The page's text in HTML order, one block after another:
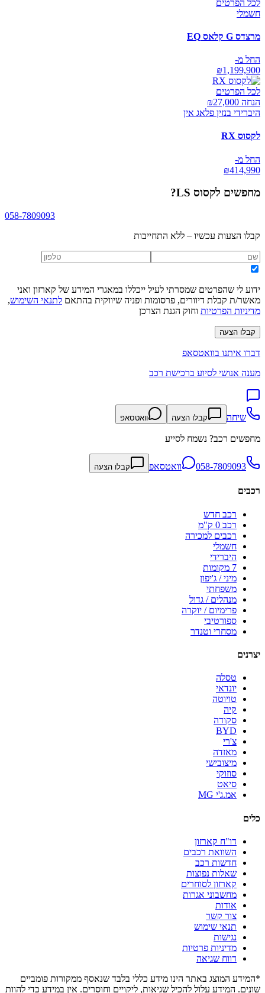
לכל הפרטים
חשמלי
מרצדס G קלאס EQ
החל מ-
₪1,199,900
לכל הפרטים
הנחה ₪ 27,000
היברידי בנזין פלאג אין
לקסוס RX
החל מ-
₪414,990
מחפשים לקסוס LS ?
058-7809093
קבלו הצעות עכשיו – ללא התחייבות
ידוע לי שהפרטים שמסרתי לעיל ייכללו במאגרי המידע של קארזון ואני
מאשר/ת קבלת דיוורים, פרסומות ופניה שיווקית בהתאם לתנאי השימוש,
מדיניות הפרטיות וחוק הגנת הצרכן
קבלו הצעה
דברו איתנו בוואטסאפ
מענה אנושי לסיוע ברכישת רכב
שיחה קבלו הצעה וואטסאפ
מחפשים רכב? נשמח לסייע
058-7809093 וואטסאפ קבלו הצעה
רכבים
רכב חדש
רכב 0 ק"מ
רכבים למכירה
חשמלי
היברידי
7 מקומות
מיני / ג'יפון
משפחתי
מנהלים / גדול
פרימיום / יוקרה
ספורטיבי
מסחרי וטנדר
יצרנים
טסלה
יונדאי
טויוטה
קיה
סקודה
BYD
צ'רי
מאזדה
מיצובישי
סוזוקי
סיאט
אמ.ג'י MG
כלים
דו"ח קארזון
השוואת רכבים
חדשות רכב
שאלות נפוצות
קארזון לסוחרים
מחשבוני אגרות
אודות
צור קשר
תנאי שימוש
נגישות
מדיניות פרטיות
דווח שגיאה
*המידע המוצג באתר הינו מידע כללי בלבד שנאסף ממקורות פומביים
שונים. המידע עלול להכיל שגיאות, ליקויים וחוסרים. אין במידע כדי להוות